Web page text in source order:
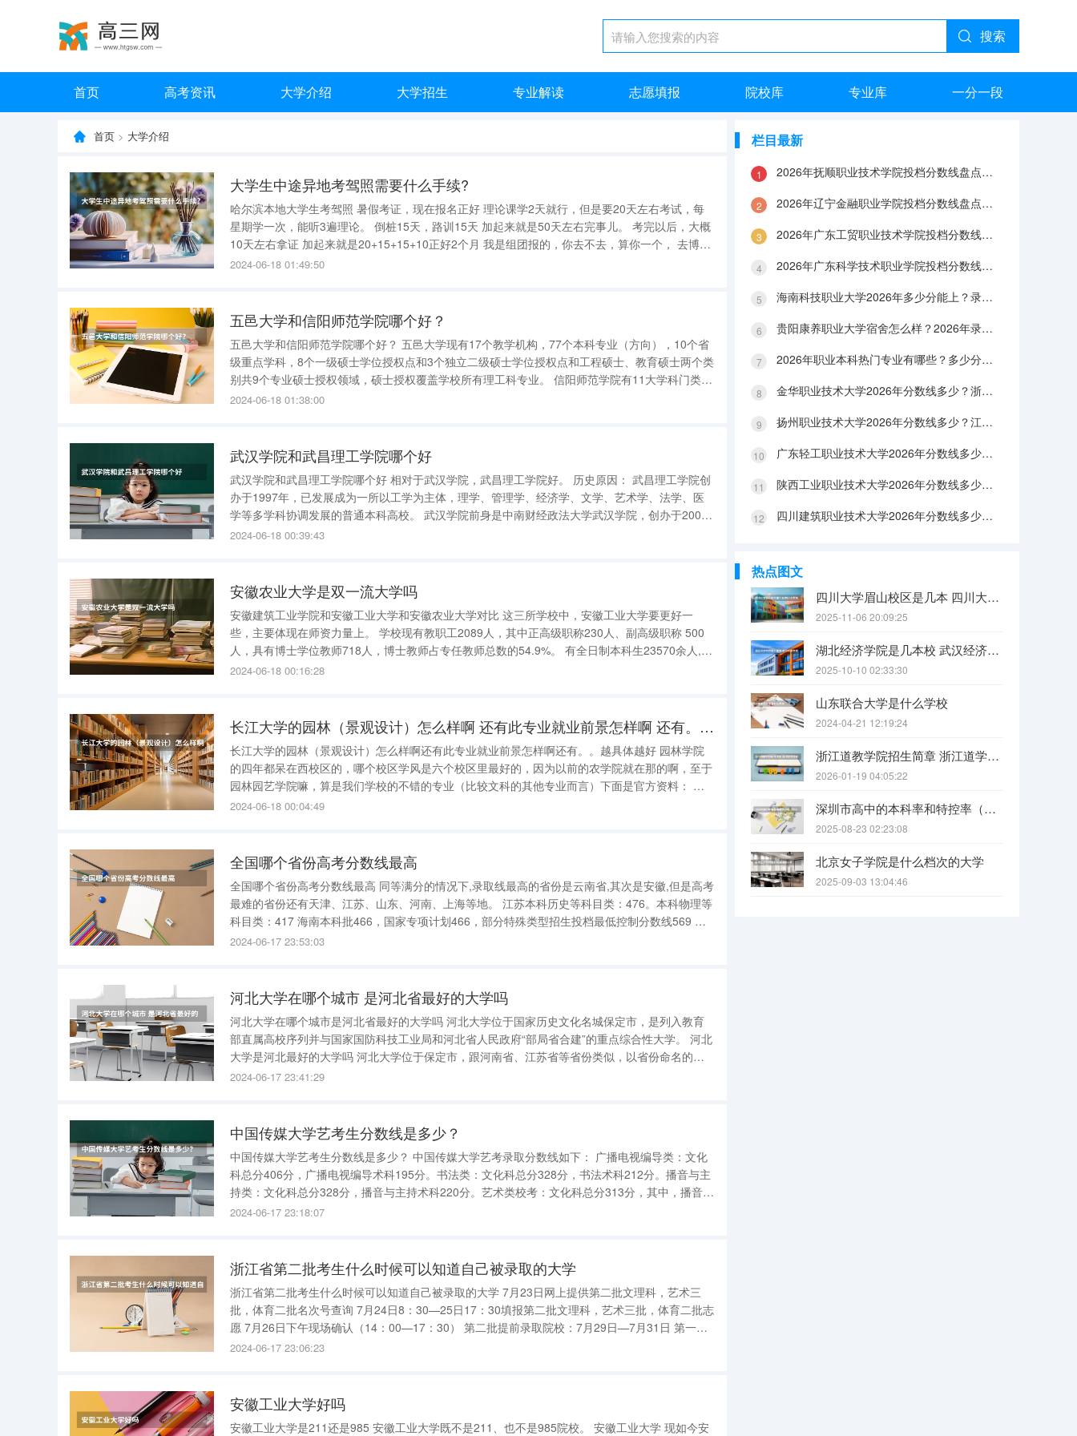
搜索
首页 高考资讯 大学介绍 大学招生 专业解读 志愿填报 院校库 专业库 一分一段
首页 > 大学介绍
大学生中途异地考驾照需要什么手续?
哈尔滨本地大学生考驾照 暑假考证，现在报名正好 理论课学2天就行，但是要20天左右考试，每
星期学一次，能听3遍理论。 倒桩15天，路训15天 加起来就是50天左右完事儿。 考完以后，大概
10天左右拿证 加起来就是20+15+15+10正好2个月 我是组团报的，你去不去，算你一个， 去博客
2024-06-18 01:49:50
五邑大学和信阳师范学院哪个好？
五邑大学和信阳师范学院哪个好？ 五邑大学现有17个教学机构，77个本科专业（方向），10个省
级重点学科，8个一级硕士学位授权点和3个独立二级硕士学位授权点和工程硕士、教育硕士两个类
别共9个专业硕士授权领域，硕士授权覆盖学校所有理工科专业。 信阳师范学院有11大学科门类，
设有75个本科招生专业，15个硕士学位授权一级学科，8种硕士专业学位授权类别。 信阳师范学院
2024-06-18 01:38:00
武汉学院和武昌理工学院哪个好
武汉学院和武昌理工学院哪个好 相对于武汉学院，武昌理工学院好。 历史原因： 武昌理工学院创
办于1997年，已发展成为一所以工学为主体，理学、管理学、经济学、文学、艺术学、法学、医
学等多学科协调发展的普通本科高校。 武汉学院前身是中南财经政法大学武汉学院，创办于2003
年；2015年6月原中南财经政法大学武汉学院转设成为民办本科高校，并正式更名为“武汉学院”。
2024-06-18 00:39:43
安徽农业大学是双一流大学吗
安徽建筑工业学院和安徽工业大学和安徽农业大学对比 这三所学校中，安徽工业大学要更好一
些，主要体现在师资力量上。 学校现有教职工2089人，其中正高级职称230人、副高级职称 500
人，具有博士学位教师718人，博士教师占专任教师总数的54.9%。 有全日制本科生23570余人,各
类研究生3400余人，留学生402人，宝钢、中天大专班学生366人,各类继续教育在籍学生7405
2024-06-18 00:16:28
长江大学的园林（景观设计）怎么样啊 还有此专业就业前景怎样啊 还有。。越具体越好
长江大学的园林（景观设计）怎么样啊还有此专业就业前景怎样啊还有。。越具体越好 园林学院
的四年都呆在西校区的，哪个校区学风是六个校区里最好的，因为以前的农学院就在那的啊，至于
园林园艺学院嘛，算是我们学校的不错的专业（比较文科的其他专业而言）下面是官方资料： 园
艺园林学院概况 长江大学园艺园林学院的前身是原湖北农学院园艺系，创建于1985年。目前，学
2024-06-18 00:04:49
全国哪个省份高考分数线最高
全国哪个省份高考分数线最高 同等满分的情况下,录取线最高的省份是云南省,其次是安徽,但是高考
最难的省份还有天津、江苏、山东、河南、上海等地。 江苏本科历史等科目类：476。本科物理等
科目类：417 海南本科批466，国家专项计划466，部分特殊类型招生投档最低控制分数线569 湖
南历史类普通类：466。物理类普通类：434 湖北普通类本科首选历史：463。普通类本科首选物
2024-06-17 23:53:03
河北大学在哪个城市 是河北省最好的大学吗
河北大学在哪个城市是河北省最好的大学吗 河北大学位于国家历史文化名城保定市，是列入教育
部直属高校序列并与国家国防科技工业局和河北省人民政府“部局省合建”的重点综合性大学。 河北
大学是河北最好的大学吗 河北大学位于保定市，跟河南省、江苏省等省份类似，以省份命名的院
校并不是省内最顶尖的院校。目前河北省最好的院校当属河北工业大学，其次当属燕山大学，再者
2024-06-17 23:41:29
中国传媒大学艺考生分数线是多少？
中国传媒大学艺考生分数线是多少？ 中国传媒大学艺考录取分数线如下： 广播电视编导类：文化
科总分406分，广播电视编导术科195分。书法类：文化科总分328分，书法术科212分。播音与主
持类：文化科总分328分，播音与主持术科220分。艺术类校考：文化科总分313分，其中，播音与
主持类：文化科总分328分。 院校情况： 中国传媒大学位于首都北京市，是中华人民共和国教育
2024-06-17 23:18:07
浙江省第二批考生什么时候可以知道自己被录取的大学
浙江省第二批考生什么时候可以知道自己被录取的大学 7月23日网上提供第二批文理科，艺术三
批，体育二批名次号查询 7月24日8：30—25日17：30填报第二批文理科，艺术三批，体育二批志
愿 7月26日下午现场确认（14：00—17：30） 第二批提前录取院校：7月29日—7月31日 第一志
2024-06-17 23:06:23
安徽工业大学好吗
安徽工业大学是211还是985 安徽工业大学既不是211、也不是985院校。 安徽工业大学 现如今安
栏目最新
2026年抚顺职业技术学院投档分数线盘点：录取分数、生活与就业指南
2026年辽宁金融职业学院投档分数线盘点：录取分数、生活与就业指南
2026年广东工贸职业技术学院投档分数线盘点：录取分数、生活与就业指南
2026年广东科学技术职业学院投档分数线盘点：录取分数、生活与就业指南
海南科技职业大学2026年多少分能上？录取分数线与生活成本解答
贵阳康养职业大学宿舍怎么样？2026年录取分数、费用及入学手续
2026年职业本科热门专业有哪些？多少分能上？绿牌专业有哪些？
金华职业技术大学2026年分数线多少？浙江考生563分能上吗？机械专业好就业吗？
扬州职业技术大学2026年分数线多少？江苏考生528分能上吗？医养照护好就业吗？
广东轻工职业技术大学2026年分数线多少？广东考生542分能上吗？
陕西工业职业技术大学2026年分数线多少？陕西考生355分能上吗？机械专业好就业吗？
四川建筑职业技术大学2026年分数线多少？四川考生510分能上吗？建筑专业好就业吗？
热点图文
四川大学眉山校区是几本 四川大学锦江学院是几本？咋样？
2025-11-06 20:09:25
湖北经济学院是几本校 武汉经济学院是几本
2025-10-10 02:33:30
山东联合大学是什么学校
2024-04-21 12:19:24
浙江道教学院招生简章 浙江道学院报考条件要求
2026-01-19 04:05:22
深圳市高中的本科率和特控率（四大、红岭、宝中等37所公办高中高考成绩！）
2025-08-23 02:23:08
北京女子学院是什么档次的大学
2025-09-03 13:04:46